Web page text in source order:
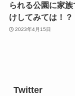
られる公園に家
けしてみては！？
2023年4月15日
Twitter